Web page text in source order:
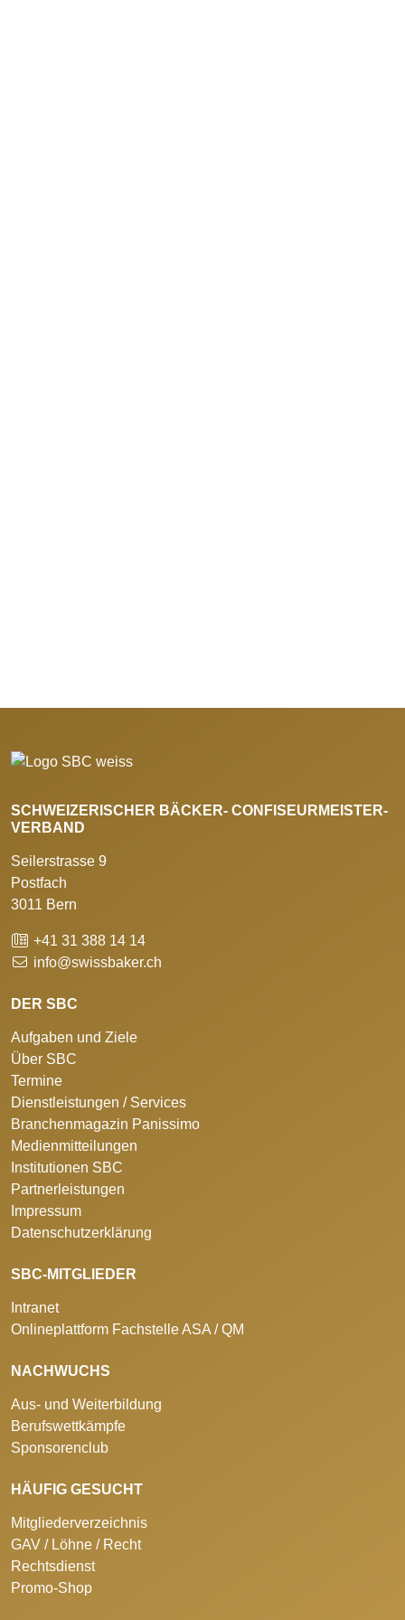
SCHWEIZERISCHER BÄCKER- CONFISEURMEISTER-
VERBAND
Seilerstrasse 9
Postfach
3011 Bern
+41 31 388 14 14
info@swissbaker.ch
DER SBC
Aufgaben und Ziele
Über SBC
Termine
Dienstleistungen / Services
Branchenmagazin Panissimo
Medienmitteilungen
Institutionen SBC
Partnerleistungen
Impressum
Datenschutzerklärung
SBC-MITGLIEDER
Intranet
Onlineplattform Fachstelle ASA / QM
NACHWUCHS
Aus- und Weiterbildung
Berufswettkämpfe
Sponsorenclub
HÄUFIG GESUCHT
Mitgliederverzeichnis
GAV / Löhne / Recht
Rechtsdienst
Promo-Shop